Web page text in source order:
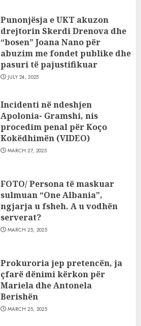
Punonjësja e UKT akuzon
drejtorin Skerdi Drenova dhe
“bosen” Joana Nano për
abuzim me fondet publike dhe
pasuri të pajustifikuar
JULY 24, 2025
Incidenti në ndeshjen
Apolonia- Gramshi, nis
procedim penal për Koço
Kokëdhimën (VIDEO)
MARCH 27, 2025
FOTO/ Persona të maskuar
sulmuan “One Albania”,
ngjarja u fsheh. A u vodhën
serverat?
MARCH 25, 2025
Prokuroria jep pretencën, ja
çfarë dënimi kërkon për
Mariela dhe Antonela
Berishën
MARCH 25, 2025